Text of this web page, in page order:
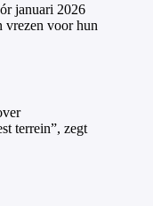
januari 2026
vrezen voor hun
terrein”, zegt